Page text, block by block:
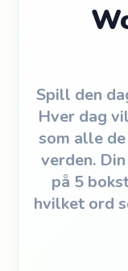
Spill den
Hver dag
som alle
verden.
på 5
hvilket ord